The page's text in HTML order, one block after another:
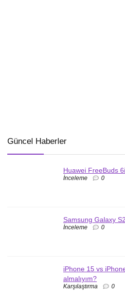
Güncel Haberler
Huawei FreeBuds
İnceleme 0
Samsung Galaxy
İnceleme 0
iPhone 15 vs
almalıyım?
Karşılaştırma 0